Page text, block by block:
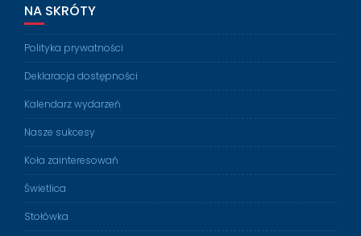
NA SKRÓTY
Polityka prywatności
Deklaracja dostępności
Kalendarz wydarzeń
Nasze sukcesy
Koła zainteresowań
Świetlica
Stołówka